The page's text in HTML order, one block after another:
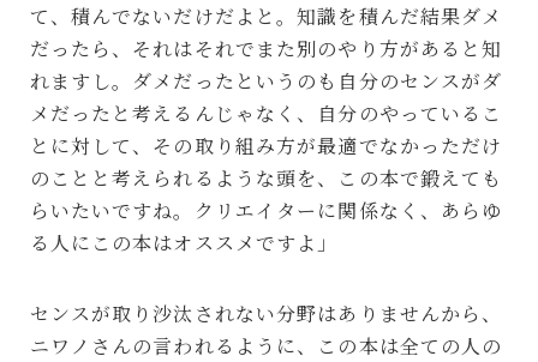
て、積んでないだけだよと。知識を積んだ結果ダメ
だったら、それはそれでまた別のやり方があると知
れますし。ダメだったというのも自分のセンスがダ
メだったと考えるんじゃなく、自分のやっているこ
とに対して、その取り組み方が最適でなかっただけ
のことと考えられるような頭を、この本で鍛えても
らいたいですね。クリエイターに関係なく、あらゆ
る人にこの本はオススメですよ」
センスが取り沙汰されない分野はありませんから、
ニワノさんの言われるように、この本は全ての人の